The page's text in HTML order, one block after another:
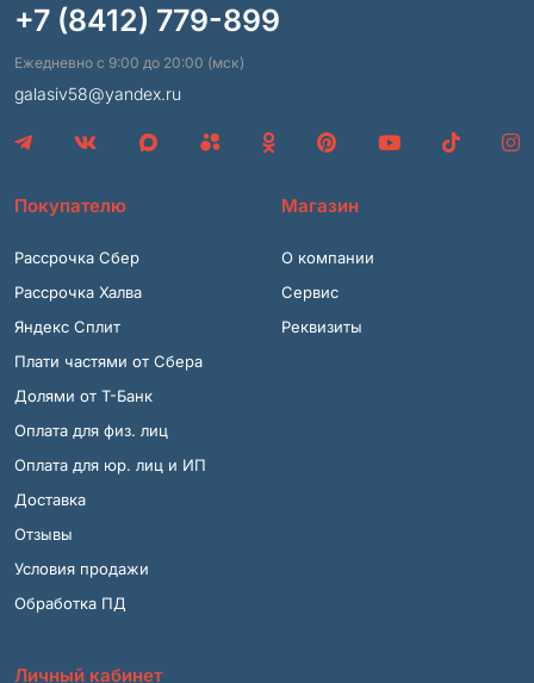
+7 (8412) 779-899
Ежедневно с 9:00 до 20:00 (мск)
galasiv58@yandex.ru
Покупателю
Рассрочка Сбер
Рассрочка Халва
Яндекс Сплит
Плати частями от Сбера
Долями от Т-Банк
Оплата для физ. лиц
Оплата для юр. лиц и ИП
Доставка
Отзывы
Условия продажи
Обработка ПД
Магазин
О компании
Сервис
Реквизиты
Личный кабинет